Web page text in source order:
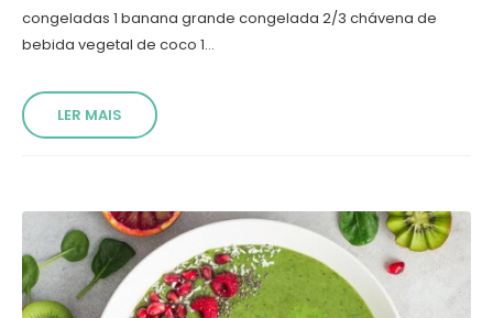
congeladas 1 banana grande congelada 2/3 chávena de
bebida vegetal de coco 1...
LER MAIS